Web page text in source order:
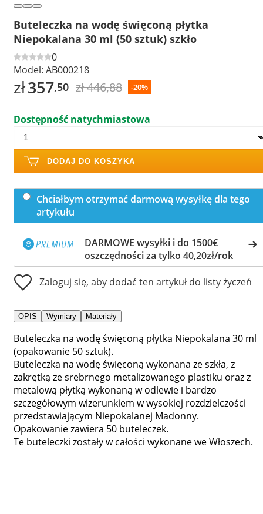
Buteleczka na wodę święconą płytka
Niepokalana 30 ml (50 sztuk) szkło
0
Model: AB000218
zł357,50 zł 446,88 -20%
Dostępność natychmiastowa
DODAJ DO KOSZYKA
Chciałbym otrzymać darmową wysyłkę dla tego
artykułu
DARMOWE wysyłki i do 1500€
oszczędności za tylko 40,20zł/rok
Zaloguj się, aby dodać ten artykuł do listy życzeń
OPIS Wymiary Materiały
Buteleczka na wodę święconą płytka Niepokalana 30 ml
(opakowanie 50 sztuk).
Buteleczka na wodę święconą wykonana ze szkła, z
zakrętką ze srebrnego metalizowanego plastiku oraz z
metalową płytką wykonaną w odlewie i bardzo
szczegółowym wizerunkiem w wysokiej rozdzielczości
przedstawiającym Niepokalanej Madonny.
Opakowanie zawiera 50 buteleczek.
Te buteleczki zostały w całości wykonane we Włoszech.